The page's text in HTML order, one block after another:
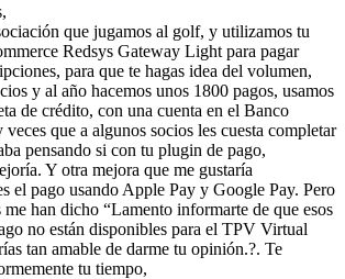
que jugamos al golf, y utilizamos tu
Redsys Gateway Light para pagar
para que te hagas idea del volumen,
y al año hacemos unos 1800 pagos, usamos
de crédito, con una cuenta en el Banco
veces que a algunos socios les cuesta completar
pensando si con tu plugin de pago,
Y otra mejora que me gustaría
el pago usando Apple Pay y Google Pay. Pero
me han dicho “Lamento informarte de que esos
no están disponibles para el TPV Virtual
tan amable de darme tu opinión.?. Te
tu tiempo,